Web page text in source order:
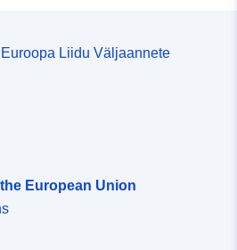
Euroopa Liidu Väljaannete
European Union